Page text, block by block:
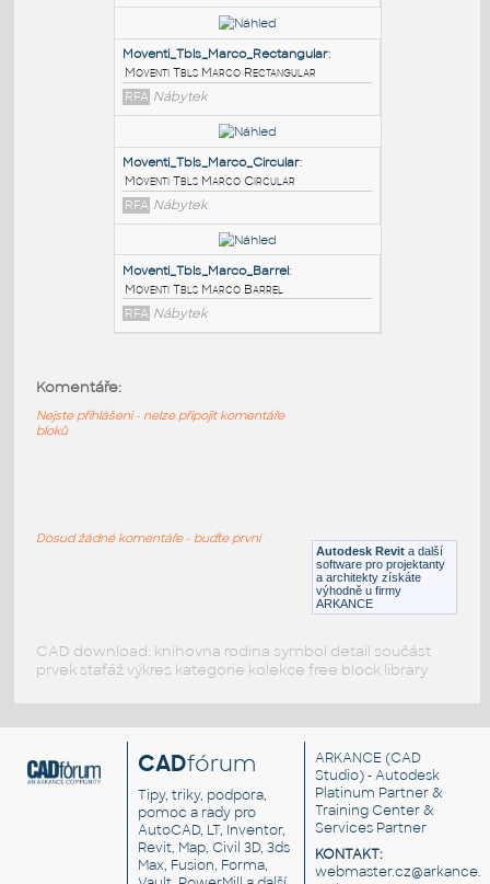
PODOBNÉ BLOKY
Moventi_Tbls_Marco_Square
Moventi Tbls Marco Square
RFA Nábytek
Moventi_Tbls_Marco_Rectangular
Moventi Tbls Marco Rectangular
RFA Nábytek
Moventi Tbls Marco Barrel
Autodesk Revit a další
software pro projektanty
a architekty získáte
výhodně u firmy
ARKANCE
Komentáře:
Nejste přihlášeni - nelze připojit komentáře
bloků
Dosud žádné komentáře - buďte první
CAD download: knihovna rodina symbol detail součást
prvek stafáž výkres kategorie kolekce free block library
CADfórum
Tipy, triky, podpora,
pomoc a rady pro
AutoCAD, LT, Inventor,
Revit, Map, Civil 3D, 3ds
Max, Fusion, Forma,
ARKANCE (CAD
Studio) - Autodesk
Platinum Partner &
Training Center &
Services Partner
KONTAKT: